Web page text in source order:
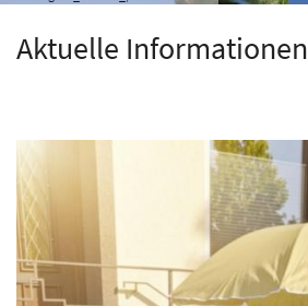
Aktuelle Informationen